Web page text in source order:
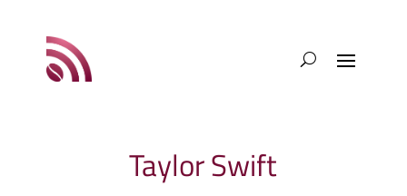
Taylor Swift